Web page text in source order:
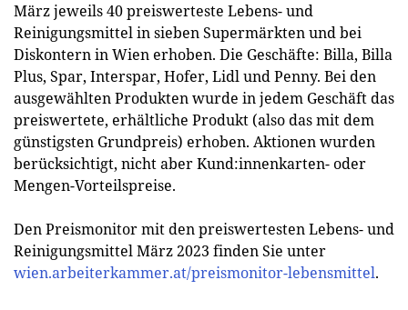
März jeweils 40 preiswerteste Lebens- und
Reinigungsmittel in sieben Supermärkten und bei
Diskontern in Wien erhoben. Die Geschäfte: Billa, Billa
Plus, Spar, Interspar, Hofer, Lidl und Penny. Bei den
ausgewählten Produkten wurde in jedem Geschäft das
preiswertete, erhältliche Produkt (also das mit dem
günstigsten Grundpreis) erhoben. Aktionen wurden
berücksichtigt, nicht aber Kund:innenkarten- oder
Mengen-Vorteilspreise.
Den Preismonitor mit den preiswertesten Lebens- und
Reinigungsmittel März 2023 finden Sie unter
wien.arbeiterkammer.at/preismonitor-lebensmittel.